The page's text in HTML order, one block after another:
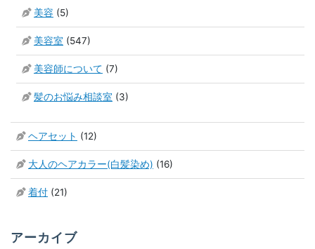
美容 (5)
美容室 (547)
美容師について (7)
髪のお悩み相談室 (3)
ヘアセット (12)
大人のヘアカラー(白髪染め) (16)
着付 (21)
アーカイブ